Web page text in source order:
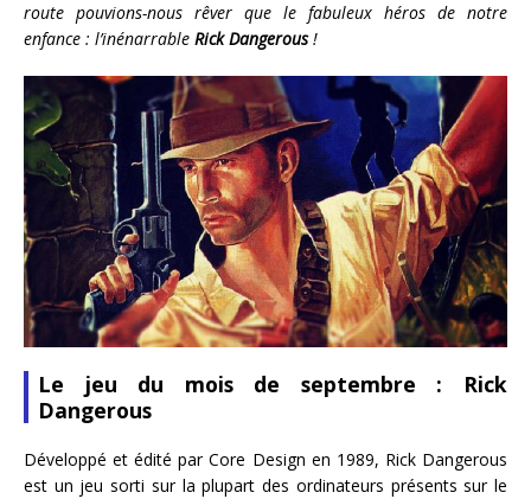
route pouvions-nous rêver que le fabuleux héros de notre
enfance : l’inénarrable Rick Dangerous!
Le jeu du mois de septembre : Rick
Dangerous
Développé et édité par Core Design en 1989, Rick Dangerous
est un jeu sorti sur la plupart des ordinateurs présents sur le